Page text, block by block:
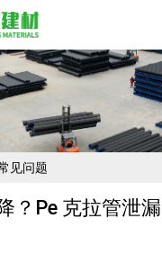
见问题
？pe 克拉管泄